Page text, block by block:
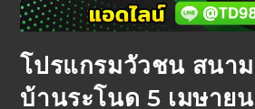
โปรแกรมวัวชน สนา
บ้านระโนด 5 เมษาย